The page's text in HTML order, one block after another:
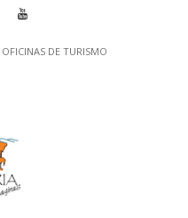
OFICINAS DE TURISMO